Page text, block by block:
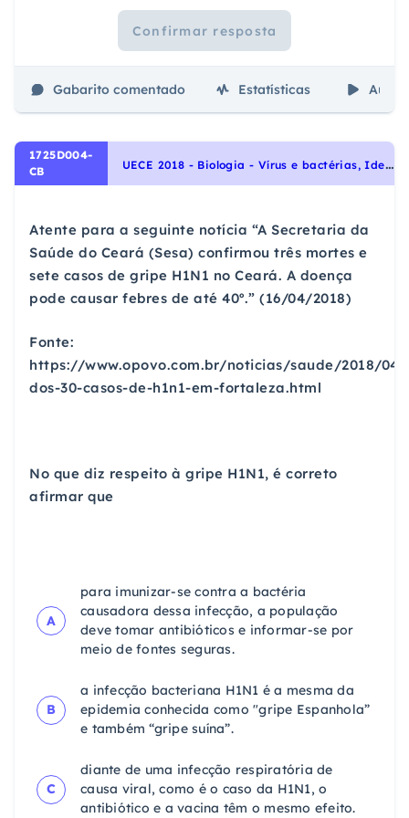
Confirmar resposta
Gabarito comentado Estatísticas Aulas
1725D004-
CB
U
ECE 2018 - Biologia - Vírus e bactérias, Identidade dos seres vivos
Atente para a seguinte notícia “A Secretaria da
Saúde do Ceará (Sesa) confirmou três mortes e
sete casos de gripe H1N1 no Ceará. A doença
pode causar febres de até 40º.” (16/04/2018)
Fonte:
https://www.opovo.com.br/noticias/saude/2018/
dos-30-casos-de-h1n1-em-fortaleza.html
No que diz respeito à gripe H1N1, é correto
afirmar que
A
para imunizar-se contra a bactéria
causadora dessa infecção, a população
deve tomar antibióticos e informar-se por
meio de fontes seguras.
B
a infecção bacteriana H1N1 é a mesma da
epidemia conhecida como "gripe Espanhola”
e também “gripe suína”.
C
diante de uma infecção respiratória de
causa viral, como é o caso da H1N1, o
antibiótico e a vacina têm o mesmo efeito.